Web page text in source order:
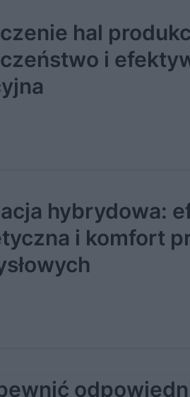
hal
i
hybrydowa:
i komfort